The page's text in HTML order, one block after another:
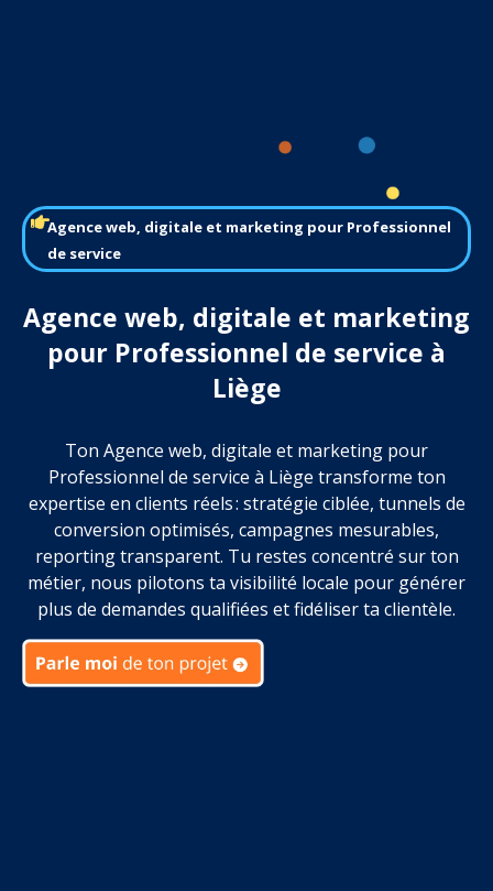
Agence web, digitale et marketing pour Professionnel
de service
Agence web, digitale et marketing
pour Professionnel de service à
Liège
Ton Agence web, digitale et marketing pour
Professionnel de service à Liège transforme ton
expertise en clients réels : stratégie ciblée, tunnels de
conversion optimisés, campagnes mesurables,
reporting transparent. Tu restes concentré sur ton
métier, nous pilotons ta visibilité locale pour générer
plus de demandes qualifiées et fidéliser ta clientèle.